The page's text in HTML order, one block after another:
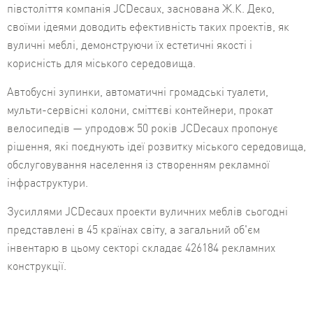
півстоліття компанія JCDecaux, заснована Ж.К. Деко,
своїми ідеями доводить ефективність таких проектів, як
вуличні меблі, демонструючи їх естетичні якості і
корисність для міського середовища.
Автобусні зупинки, автоматичні громадські туалети,
мульти-сервісні колони, сміттєві контейнери, прокат
велосипедів — упродовж 50 років JCDecaux пропонує
рішення, які поєднують ідеї розвитку міського середовища,
обслуговування населення із створенням рекламної
інфраструктури.
Зусиллями JCDecaux проекти вуличних меблів сьогодні
представлені в 45 країнах світу, а загальний об'єм
інвентарю в цьому секторі складає 426184 рекламних
конструкції.